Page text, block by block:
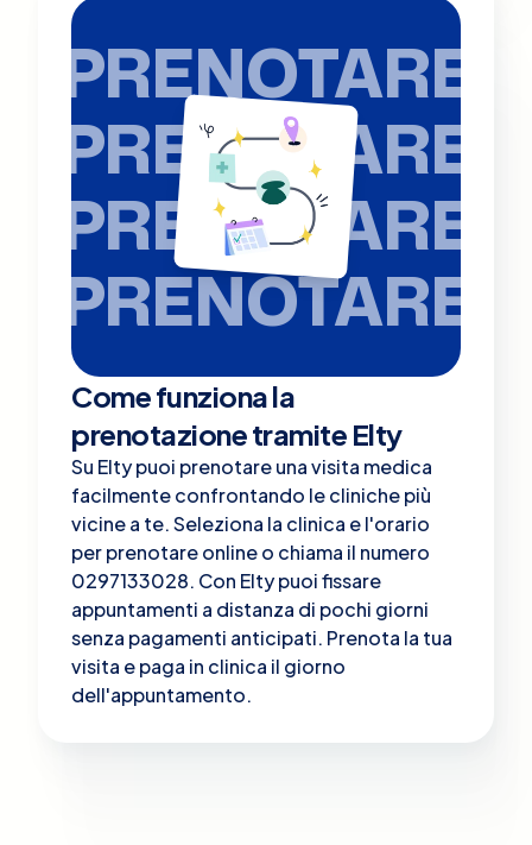
PRENOTARE
PRENOTARE
PRENOTARE
PRENOTARE
Come funziona la
prenotazione tramite Elty
Su Elty puoi prenotare una visita medica
facilmente confrontando le cliniche più
vicine a te. Seleziona la clinica e l'orario
per prenotare online o chiama il numero
0297133028. Con Elty puoi fissare
appuntamenti a distanza di pochi giorni
senza pagamenti anticipati. Prenota la tua
visita e paga in clinica il giorno
dell'appuntamento.